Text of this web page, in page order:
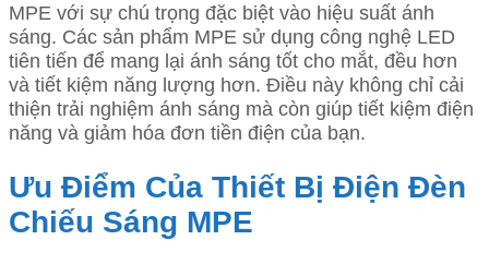
MPE với sự chú trọng đặc biệt vào hiệu suất ánh
sáng. Các sản phẩm MPE sử dụng công nghệ LED
tiên tiến để mang lại ánh sáng tốt cho mắt, đều hơn
và tiết kiệm năng lượng hơn. Điều này không chỉ cải
thiện trải nghiệm ánh sáng mà còn giúp tiết kiệm điện
năng và giảm hóa đơn tiền điện của bạn.
Ưu Điểm Của Thiết Bị Điện Đèn
Chiếu Sáng MPE